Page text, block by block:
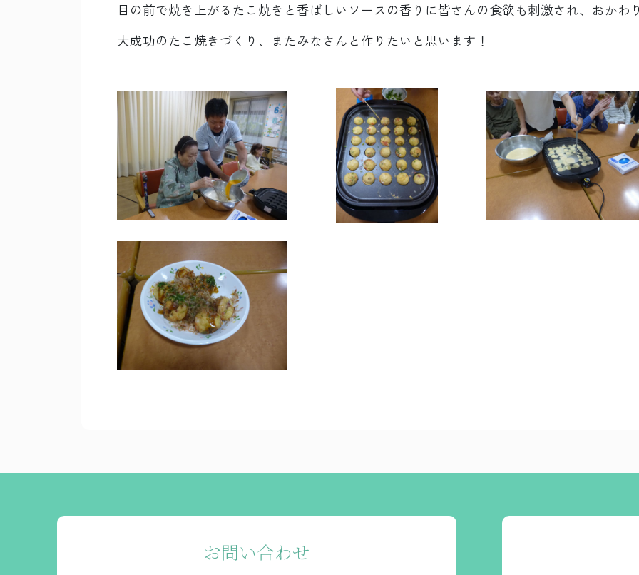
目の前で焼き上がるたこ焼きと香ばしいソースの香りに皆さんの食欲も刺激され、おか
大成功のたこ焼きづくり、またみなさんと作りたいと思います！
お問い合わせ